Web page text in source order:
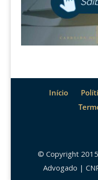
Início
© Copyright
Advogado |